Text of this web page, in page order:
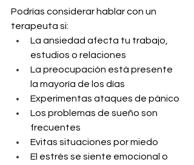
Podrías considerar hablar con un
terapeuta si:
La ansiedad afecta tu trabajo,
estudios o relaciones
La preocupación está presente
la mayoría de los días
Experimentas ataques de pánico
Los problemas de sueño son
frecuentes
Evitas situaciones por miedo
El estrés se siente emocional o